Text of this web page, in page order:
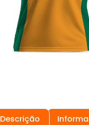
Descrição